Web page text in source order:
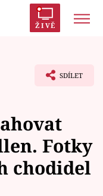
ŽIVĚ
SDÍLET
Fotky
chodidel